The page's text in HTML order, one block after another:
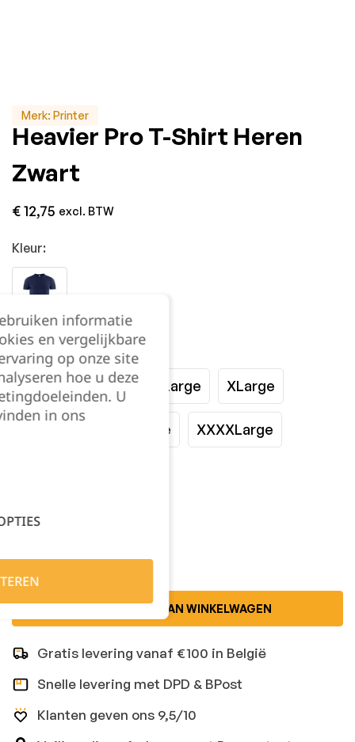
Merk: Printer
Heavier Pro T-Shirt Heren
Zwart
€12,75 excl. BTW
Kleur:
Maat:
Small Medium Large XLarge
XXXLarge XXXXLarge
Kies je aantal:
TOEVOEGEN AAN WINKELWAGEN
Gratis levering vanaf €100 in België
Snelle levering met DPD & BPost
Klanten geven ons 9,5/10
informatie
en vergelijkbare
op onze site
hoe u deze
U
in ons